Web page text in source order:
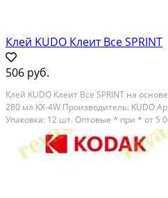
Клей KUDO Клеит Все SPRINT
506 руб.
Клей KUDO Клеит Все SPRINT на
280 мл KX-4W Производитель: KUDO
Упаковка: 12 шт. Оптовые * при * от 5
000 р.: 487.76 руб. от 60 000 р.: 469.00